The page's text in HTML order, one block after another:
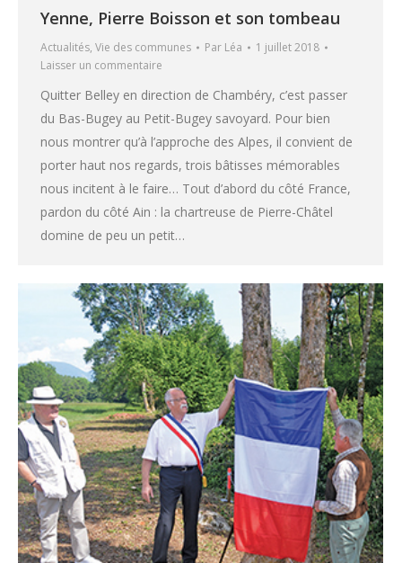
Yenne, Pierre Boisson et son tombeau
Actualités, Vie des communes Par Léa
1 juillet 2018
Laisser un commentaire
Quitter Belley en direction de Chambéry, c’est passer
du Bas-Bugey au Petit-Bugey savoyard. Pour bien
nous montrer qu’à l’approche des Alpes, il convient de
porter haut nos regards, trois bâtisses mémorables
nous incitent à le faire… Tout d’abord du côté France,
pardon du côté Ain : la chartreuse de Pierre-Châtel
domine de peu un petit…